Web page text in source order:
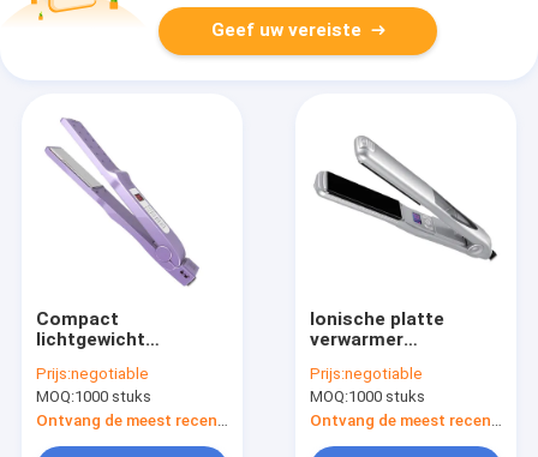
Geef uw vereiste
Compact
lichtgewicht
haarglijder voor
gemakkelijke opslag
en reizen
Prijs:negotiable
MOQ:1000 stuks
Ionische platte
verwarmer
Elektrische
professionele styling
gereedschappen
Prijs:negotiable
MOQ:1000 stuks